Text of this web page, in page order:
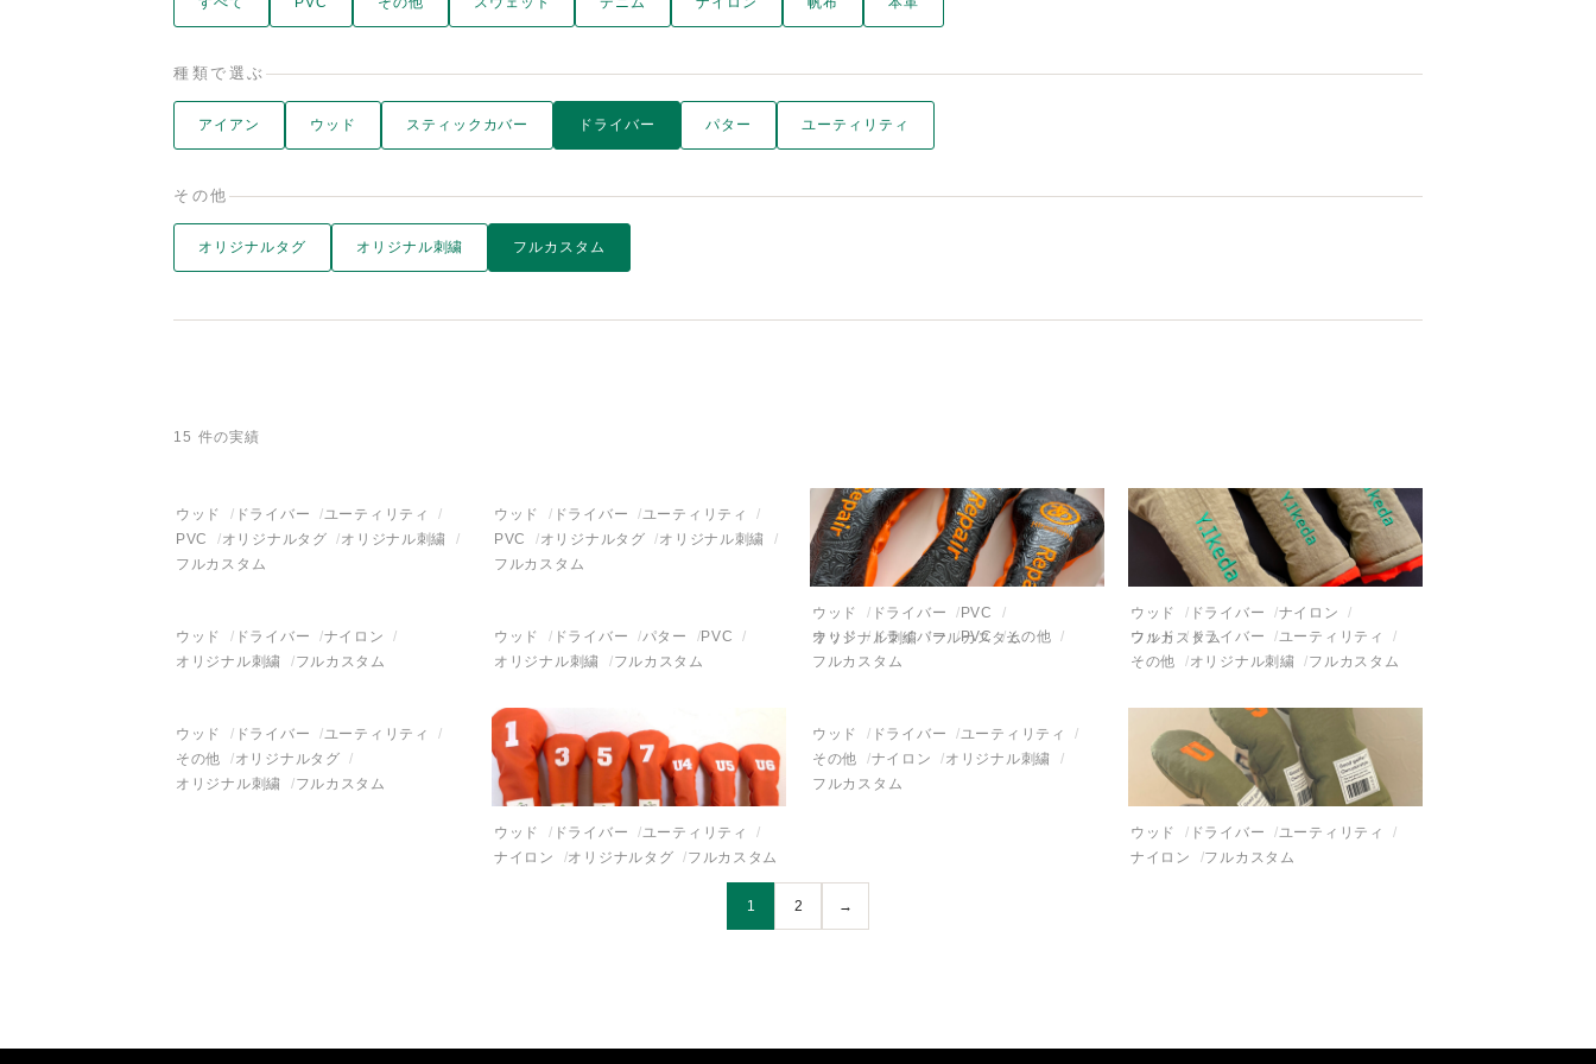
種類で選ぶ
アイアン ウッド スティックカバー ドライバー パター ユーティリティ
その他
オリジナルタグ オリジナル刺繍 フルカスタム
15 件の実績
ウッド ドライバー
ユーティリティ
PVC
オリジナルタグ
オリジナル刺繍
フルカスタム
ウッド ドライバー
ユーティリティ
PVC
オリジナルタグ
オリジナル刺繍
フルカスタム
ウッド ドライバー
PVC
オリジナル刺繍
フルカスタム
ウッド ドライバー
ナイロン
フルカスタム
ウッド ドライバー
ナイロン
オリジナル刺繍
フルカスタム
ウッド ドライバー パター
PVC
オリジナル刺繍
フルカスタム
ウッド ドライバー PVC
その他
フルカスタム
ウッド ドライバー
ユーティリティ
その他
オリジナル刺繍 フルカスタム
ウッド ドライバー
ユーティリティ
その他
オリジナルタグ
オリジナル刺繍
フルカスタム
ウッド ドライバー
ユーティリティ
ナイロン
オリジナルタグ フルカスタム
ウッド ドライバー
ユーティリティ
その他
ナイロン
オリジナル刺繍
フルカスタム
ウッド ドライバー
ユーティリティ
ナイロン
フルカスタム
1 2 →